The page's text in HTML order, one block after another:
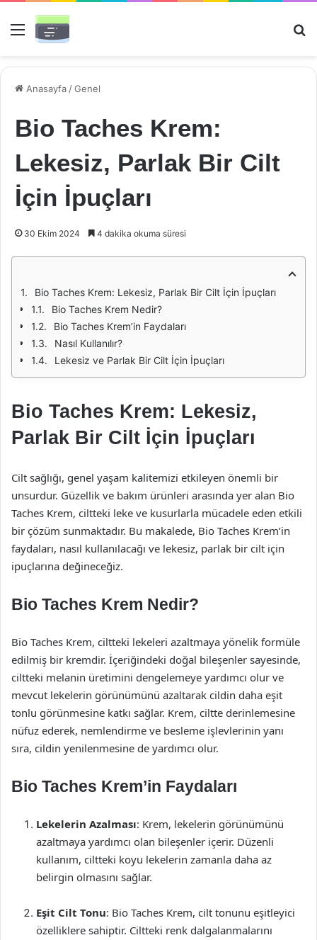
Menü
Anasayfa /Genel
Bio Taches Krem:
Lekesiz, Parlak Bir Cilt
İçin İpuçları
30 Ekim 2024 4 dakika okuma süresi
Bio Taches Krem: Lekesiz, Parlak Bir Cilt İçin İpuçları
Bio Taches Krem Nedir?
Bio Taches Krem’in Faydaları
Nasıl Kullanılır?
Lekesiz ve Parlak Bir Cilt İçin İpuçları
Bio Taches Krem: Lekesiz,
Parlak Bir Cilt İçin İpuçları
Cilt sağlığı, genel yaşam kalitemizi etkileyen önemli bir
unsurdur. Güzellik ve bakım ürünleri arasında yer alan Bio
Taches Krem, ciltteki leke ve kusurlarla mücadele eden etkili
bir çözüm sunmaktadır. Bu makalede, Bio Taches Krem’in
faydaları, nasıl kullanılacağı ve lekesiz, parlak bir cilt için
ipuçlarına değineceğiz.
Bio Taches Krem Nedir?
Bio Taches Krem, ciltteki lekeleri azaltmaya yönelik formüle
edilmiş bir kremdir. İçeriğindeki doğal bileşenler sayesinde,
ciltteki melanin üretimini dengelemeye yardımcı olur ve
mevcut lekelerin görünümünü azaltarak cildin daha eşit
tonlu görünmesine katkı sağlar. Krem, ciltte derinlemesine
nüfuz ederek, nemlendirme ve besleme işlevlerinin yanı
sıra, cildin yenilenmesine de yardımcı olur.
Bio Taches Krem’in Faydaları
Lekelerin Azalması: Krem, lekelerin görünümünü
azaltmaya yardımcı olan bileşenler içerir. Düzenli
kullanım, ciltteki koyu lekelerin zamanla daha az
belirgin olmasını sağlar.
Eşit Cilt Tonu: Bio Taches Krem, cilt tonunu eşitleyici
özelliklere sahiptir. Ciltteki renk dalgalanmalarını